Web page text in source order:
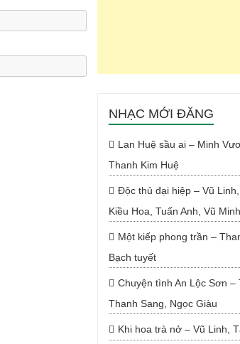
NHẠC MỚI ĐĂNG
Lan Huệ sầu ai – Minh
Thanh Kim Huệ
Độc thủ đại hiệp – Vũ
Kiều Hoa, Tuấn Anh, Vũ
Một kiếp phong trần –
Bạch tuyết
Chuyện tình An Lộc Sơn –
Thanh Sang, Ngọc Giàu
Khi hoa trà nở – Vũ Linh,